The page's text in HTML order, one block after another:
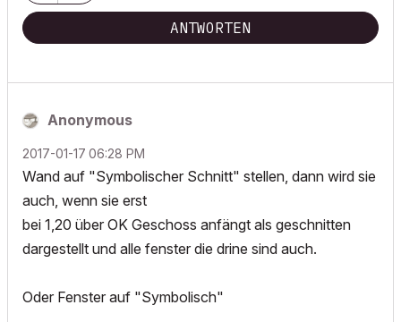
ANTWORTEN
Anonymous
‎2017-01-17 06:28 PM
Wand auf "Symbolischer Schnitt" stellen, dann wird sie
auch, wenn sie erst
bei 1,20 über OK Geschoss anfängt als geschnitten
dargestellt und alle fenster die drine sind auch.
Oder Fenster auf "Symbolisch"